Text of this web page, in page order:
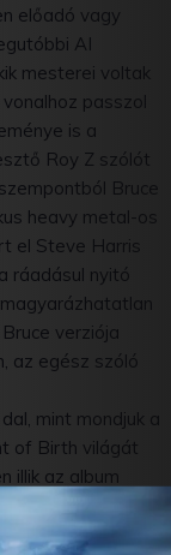
előadó vagy
AI
mesterei voltak
passzol
is a
Roy Z szólót
Bruce
heavy metal-os
el Steve Harris
ráadásul nyitó
verziója
az egész szóló
mint mondjuk a
of Birth világát
illik az album
mert ez a
misztikus,